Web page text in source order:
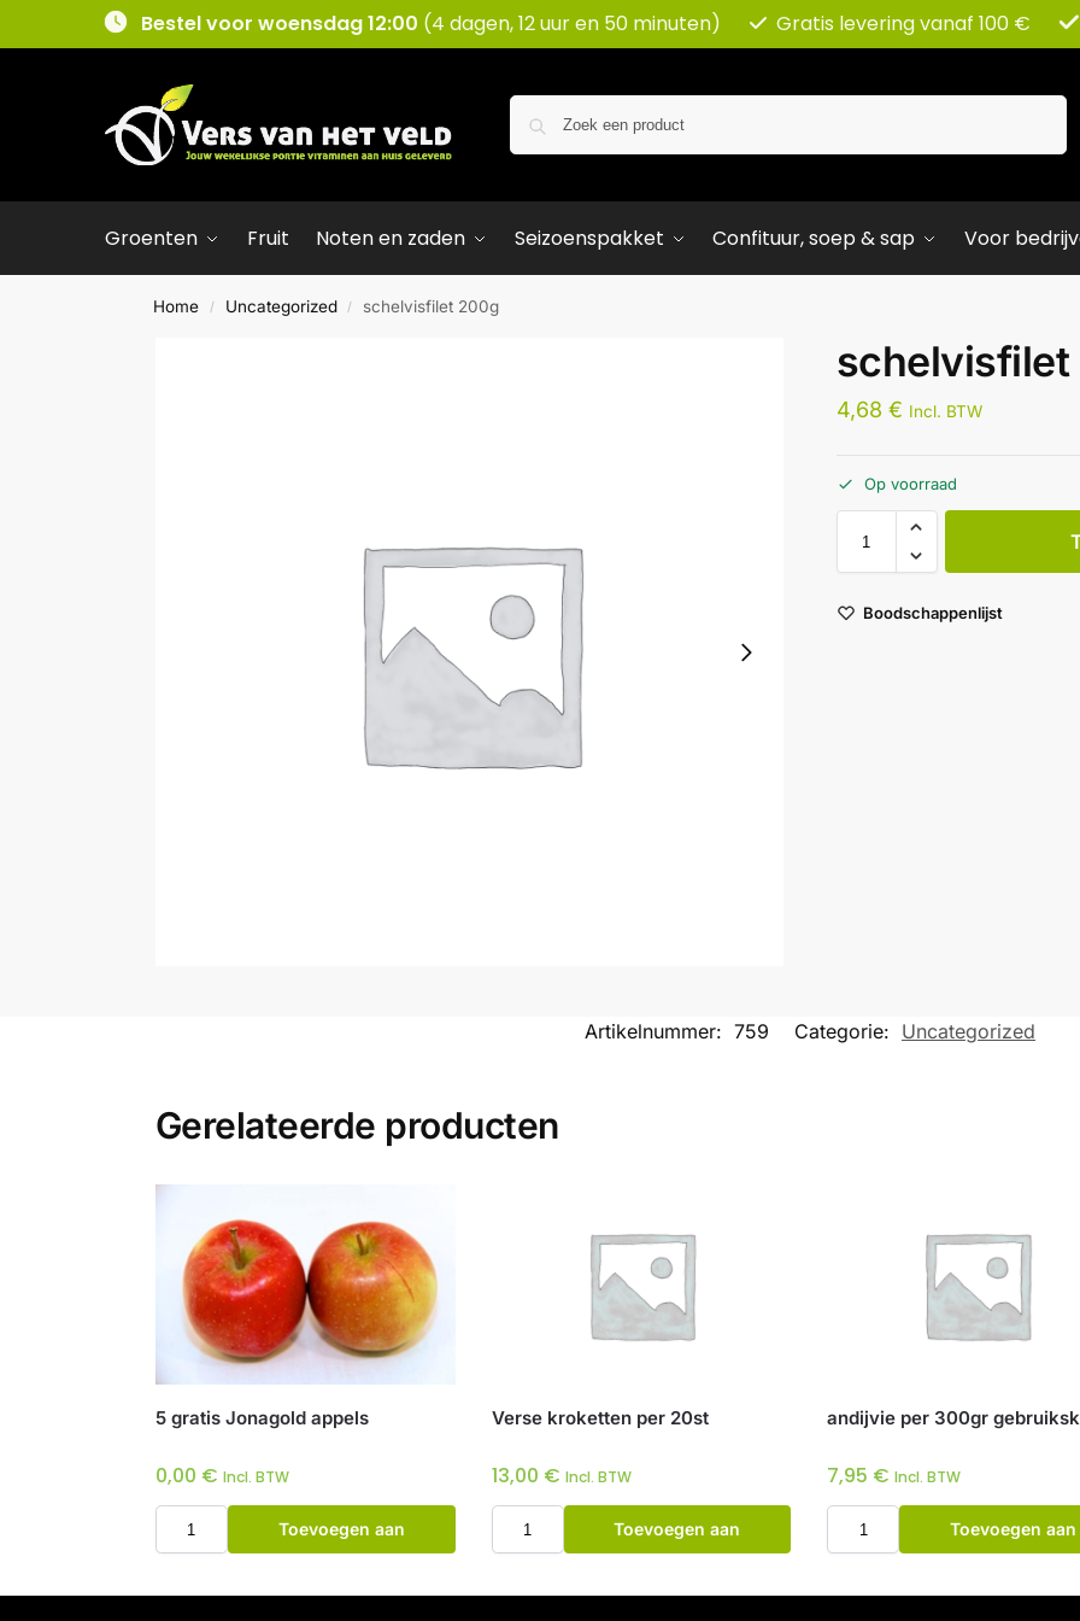
Bestel voor woensdag 12:00 (4 dagen, 12 uur en 50 minuten) Gratis levering vanaf 100 €
Groenten Fruit Noten en zaden Seizoenspakket Confituur, soep & sap Voor
Home / Uncategorized / schelvisfilet 200g
schelvisfilet
4,68 € Incl. BTW
Op voorraad
Boodschappenlijst
Artikelnummer: 759 Categorie: Uncategorized
Gerelateerde producten
5 gratis Jonagold appels
0,00 € Incl. BTW
Toevoegen aan
Verse kroketten per 20st
13,00 € Incl. BTW
Toevoegen aan
andijvie per 300gr
7,95 € Incl. BTW
Toevoegen aan